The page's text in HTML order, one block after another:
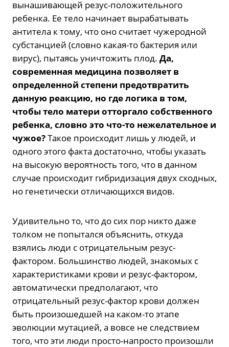
вынашивающей резус-положительного
ребенка. Ее тело начинает вырабатывать
антитела к тому, что оно считает чужеродной
субстанцией (словно какая-то бактерия или
вирус), пытаясь уничтожить плод. Да,
современная медицина позволяет в
определенной степени предотвратить
данную реакцию, но где логика в том,
чтобы тело матери отторгало собственного
ребенка, словно это что-то нежелательное и
чужое?Такое происходит лишь у людей, и
одного этого факта достаточно, чтобы указать
на высокую вероятность того, что в данном
случае происходит гибридизация двух сходных,
но генетически отличающихся видов.
Удивительно то, что до сих пор никто даже
толком не попытался объяснить, откуда
взялись люди с отрицательным резус-
фактором. Большинство людей, знакомых с
характеристиками крови и резус-фактором,
автоматически предполагают, что
отрицательный резус-фактор крови должен
быть произошедшей на каком-то этапе
эволюции мутацией, а вовсе не следствием
того, что эти люди просто-напросто произошли